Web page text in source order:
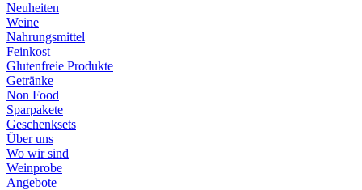
Neuheiten
Weine
Nahrungsmittel
Feinkost
Glutenfreie Produkte
Getränke
Non Food
Sparpakete
Geschenksets
Über uns
Wo wir sind
Weinprobe
Angebote